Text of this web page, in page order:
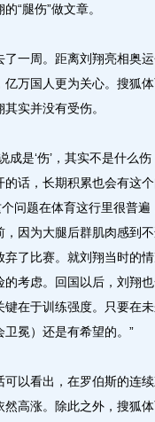
“腿伤”做文章。
周。距离刘翔亮相奥运
亿万国人更为关心。搜狐
实并没有受伤。
是‘伤’，其实不是什么伤
的话，长期积累也会有这
个问题在体育这行里很普
，因为大腿后群肌肉感到
弃了比赛。就刘翔当时的
的考虑。回国以后，刘翔
键在于训练强度。只要在
冕）还是有希望的。”
看出，在罗伯斯的连续
高涨。除此之外，搜狐